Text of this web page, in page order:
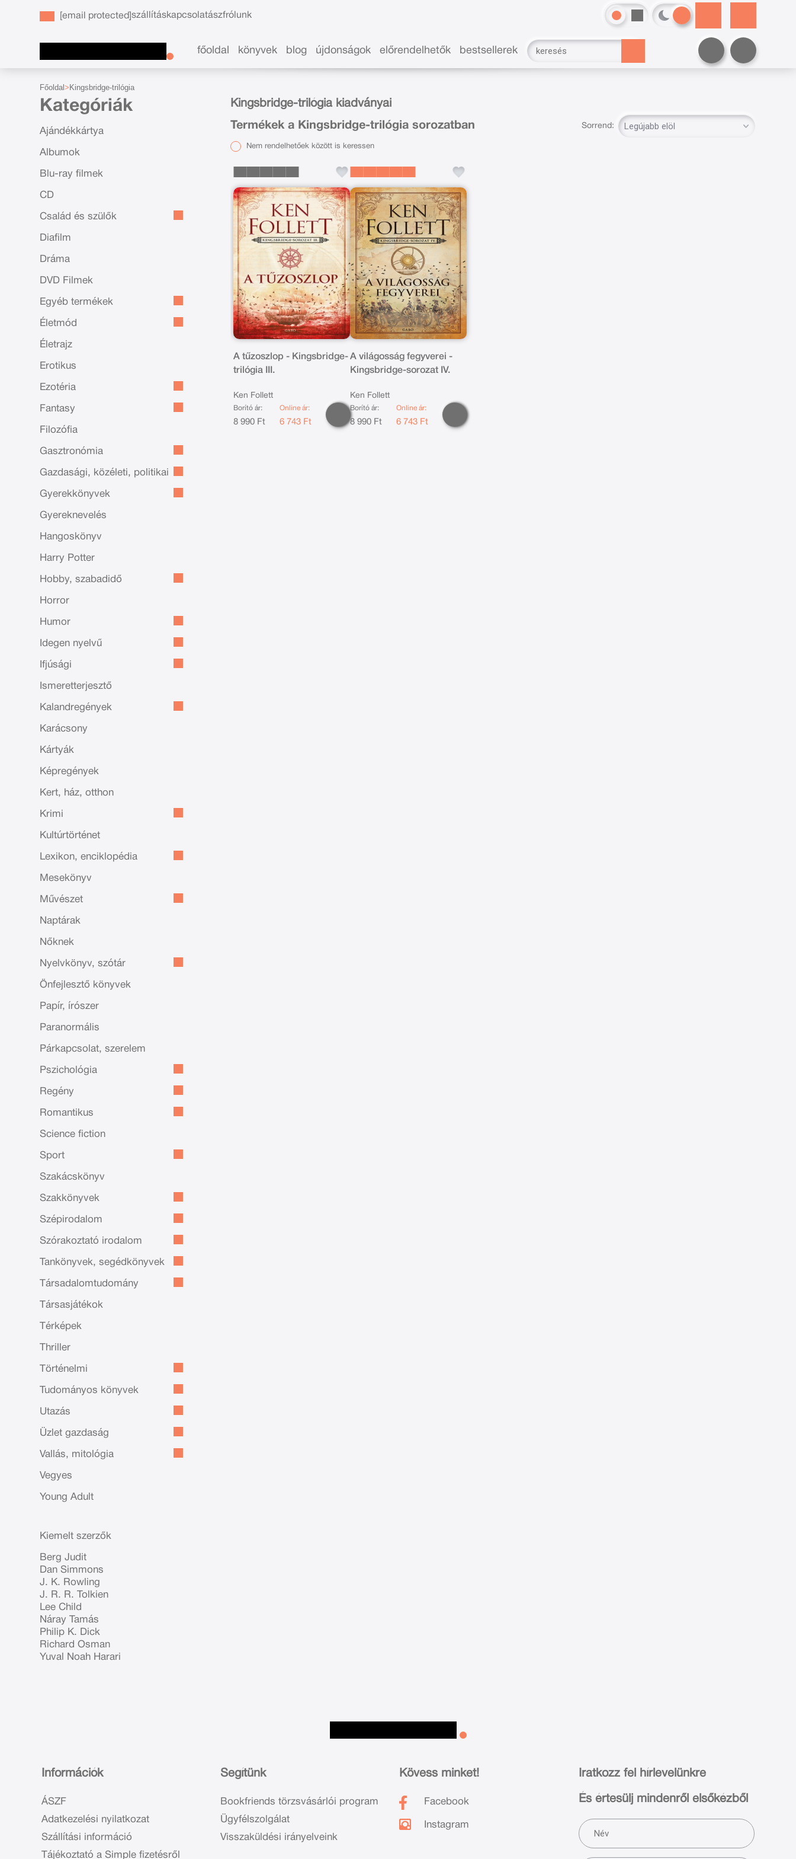
[email protected]szállításkapcsolatászfrólunk
főoldal könyvek blog újdonságok előrendelhetők bestsellerek
Főoldal Kingsbridge-trilógia
Kategóriák
Ajándékkártya
Albumok
Blu-ray filmek
CD
Család és szülők
Diafilm
Dráma
DVD Filmek
Egyéb termékek
Életmód
Életrajz
Erotikus
Ezotéria
Fantasy
Filozófia
Gasztronómia
Gazdasági, közéleti, politikai
Gyerekkönyvek
Gyereknevelés
Hangoskönyv
Harry Potter
Hobby, szabadidő
Horror
Humor
Idegen nyelvű
Ifjúsági
Ismeretterjesztő
Kalandregények
Karácsony
Kártyák
Képregények
Kert, ház, otthon
Krimi
Kultúrtörténet
Lexikon, enciklopédia
Mesekönyv
Művészet
Naptárak
Nőknek
Nyelvkönyv, szótár
Önfejlesztő könyvek
Papír, írószer
Paranormális
Párkapcsolat, szerelem
Pszichológia
Regény
Romantikus
Science fiction
Sport
Szakácskönyv
Szakkönyvek
Szépirodalom
Szórakoztató irodalom
Tankönyvek, segédkönyvek
Társadalomtudomány
Társasjátékok
Térképek
Thriller
Történelmi
Tudományos könyvek
Utazás
Üzlet gazdaság
Vallás, mitológia
Vegyes
Young Adult
Kiemelt szerzők
Berg Judit
Dan Simmons
J. K. Rowling
J. R. R. Tolkien
Lee Child
Náray Tamás
Philip K. Dick
Richard Osman
Yuval Noah Harari
Kingsbridge-trilógia kiadványai
Termékek a Kingsbridge-trilógia sorozatban Sorrend:
Nem rendelhetőek között is keressen
A tűzoszlop - Kingsbridge-
trilógia III.
Ken Follett
Borító ár:
8 990 Ft
Online ár:
6 743 Ft
A világosság fegyverei -
Kingsbridge-sorozat IV.
Ken Follett
Borító ár:
8 990 Ft
Online ár:
6 743 Ft
Információk
ÁSZF
Adatkezelési nyilatkozat
Szállítási információ
Tájékoztató a Simple fizetésről
Segítünk
Bookfriends törzsvásárlói program
Ügyfélszolgálat
Visszaküldési irányelveink
Kövess minket!
Facebook
Instagram
Iratkozz fel hírlevelünkre
És értesülj mindenről elsőkézből